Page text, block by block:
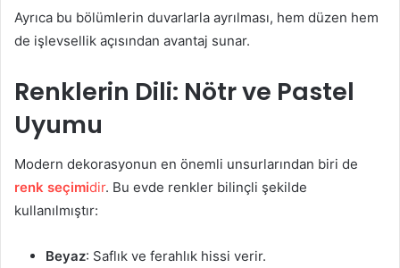
Ayrıca bu bölümlerin duvarlarla ayrılması, hem düzen hem
de işlevsellik açısından avantaj sunar.
Renklerin Dili: Nötr ve Pastel
Uyumu
Modern dekorasyonun en önemli unsurlarından biri de
renk seçimidir. Bu evde renkler bilinçli şekilde
kullanılmıştır:
Beyaz: Saflık ve ferahlık hissi verir.